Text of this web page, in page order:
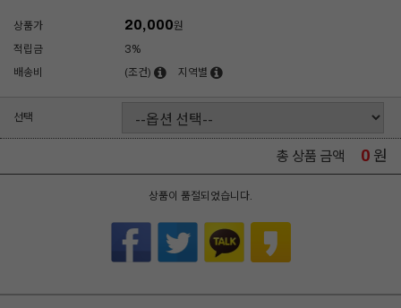
상품가 20,000원
적립금
3%
배송비
(조건) 지역별
선택
총 상품 금액 0 원
상품이 품절되었습니다.